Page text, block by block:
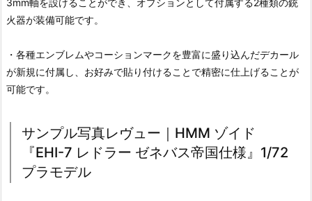
火器が装備可能です。
・各種エンブレムやコーションマークを豊富に盛り込んだデカール
が新規に付属し、お好みで貼り付けることで精密に仕上げることが
可能です。
サンプル写真レヴュー｜HMM ゾイド
『EHI-7 レドラー ゼネバス帝国仕様』1/72
プラモデル